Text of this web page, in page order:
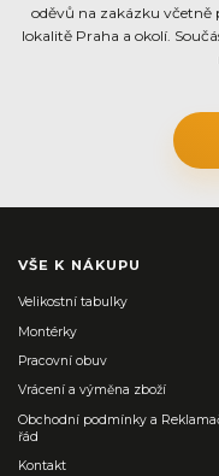
oděvů na zakázku včetně
lokalitě Praha a okolí.
VŠE K NÁKUPU
Velikostní tabulky
Montérky
Pracovní obuv
Vrácení a výměna zboží
Obchodní podmínky a
řád
Kontakt